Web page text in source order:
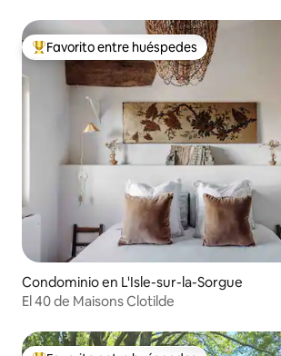
De los mejores en Favorito entre huéspedes
Favorito entre huéspedes
Condominio en L'Isle-sur-la-Sorgue
El 40 de Maisons Clotilde